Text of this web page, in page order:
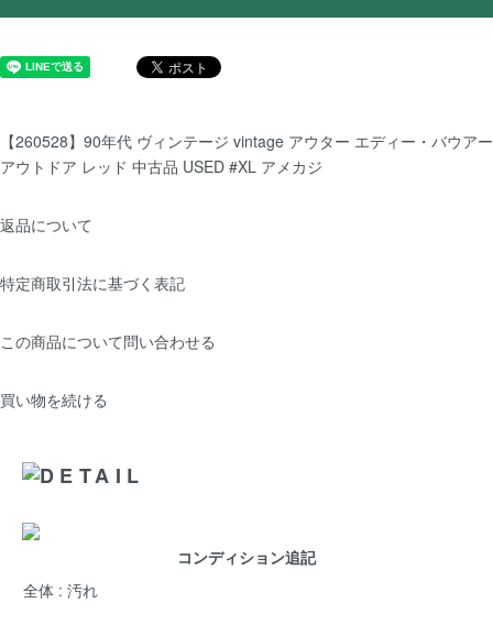
【260528】90年代 ヴィンテージ vintage アウター エディー・バウアー
アウトドア レッド 中古品 USED #XL アメカジ
返品について
特定商取引法に基づく表記
この商品について問い合わせる
買い物を続ける
コンディション追記
全体 : 汚れ